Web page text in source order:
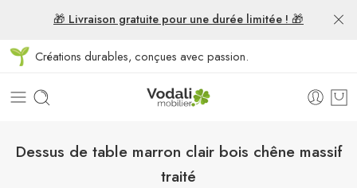
🎁 Livraison gratuite pour une durée limitée ! 🎁
Créations durables, conçues avec passion.
Dessus de table marron clair bois chêne massif
traité